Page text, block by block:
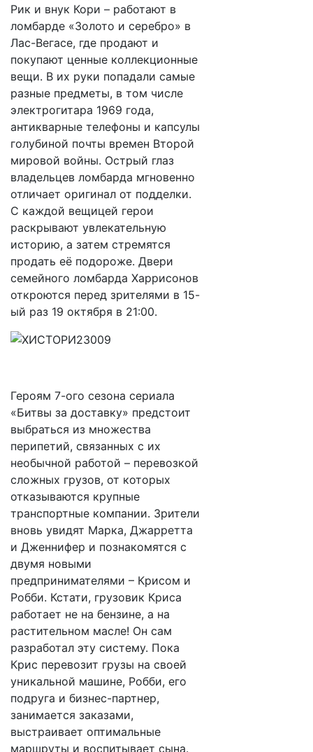
Рик и внук Кори – работают в
ломбарде «Золото и серебро» в
Лас-Вегасе, где продают и
покупают ценные коллекционные
вещи. В их руки попадали самые
разные предметы, в том числе
электрогитара 1969 года,
антикварные телефоны и капсулы
голубиной почты времен Второй
мировой войны. Острый глаз
владельцев ломбарда мгновенно
отличает оригинал от подделки.
С каждой вещицей герои
раскрывают увлекательную
историю, а затем стремятся
продать её подороже. Двери
семейного ломбарда Харрисонов
откроются перед зрителями в 15-
ый раз 19 октября в 21:00.
Героям 7-ого сезона сериала
«Битвы за доставку» предстоит
выбраться из множества
перипетий, связанных с их
необычной работой – перевозкой
сложных грузов, от которых
отказываются крупные
транспортные компании. Зрители
вновь увидят Марка, Джарретта
и Дженнифер и познакомятся с
двумя новыми
предпринимателями – Крисом и
Робби. Кстати, грузовик Криса
работает не на бензине, а на
растительном масле! Он сам
разработал эту систему. Пока
Крис перевозит грузы на своей
уникальной машине, Робби, его
подруга и бизнес-партнер,
занимается заказами,
выстраивает оптимальные
маршруты и воспитывает сына.